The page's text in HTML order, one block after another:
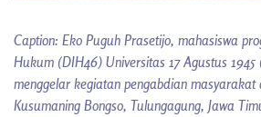
Caption: Eko Puguh Prasetijo, mahasiswa
Hukum (DIH46) Universitas 17 Agustus
menggelar kegiatan pengabdian masyarakat
Kusumaning Bongso, Tulungagung, Jawa